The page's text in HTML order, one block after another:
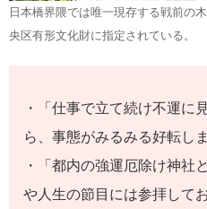
日本橋界隈では唯一現存する戦前の
央区有形文化財に指定されている。
・「仕事で立て続け不運に
ら、事態がみるみる好転し
・「都内の強運厄除け神社
や人生の節目には参拝して